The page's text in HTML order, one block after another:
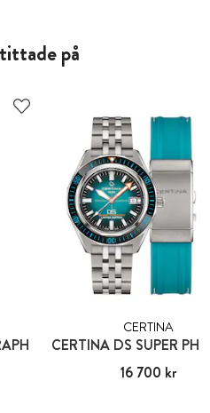
på
CERTINA
CERTINA DS SUPER
Pris: 16 700 kr
16 700 kr